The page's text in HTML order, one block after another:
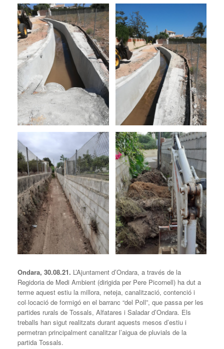
Ondara, 30.08.21. L’Ajuntament d’Ondara, a través de la
Regidoria de Medi Ambient (dirigida per Pere Picornell) ha dut a
terme aquest estiu la millora, neteja, canalització, contenció i
col·locació de formigó en el barranc “del Poll”, que passa per les
partides rurals de Tossals, Alfatares i Saladar d’Ondara. Els
treballs han sigut realitzats durant aquests mesos d’estiu i
permetran principalment canalitzar l’aigua de pluvials de la
partida Tossals.